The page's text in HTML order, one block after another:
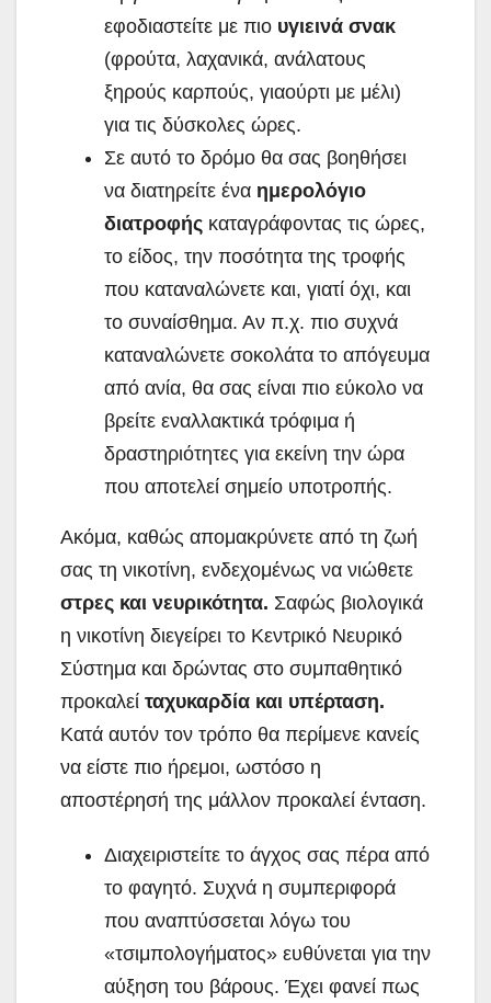
εφοδιαστείτε με πιο υγιεινά σνακ
(φρούτα, λαχανικά, ανάλατους
ξηρούς καρπούς, γιαούρτι με μέλι)
για τις δύσκολες ώρες.
Σε αυτό το δρόμο θα σας βοηθήσει
να διατηρείτε ένα ημερολόγιο
διατροφής καταγράφοντας τις ώρες,
το είδος, την ποσότητα της τροφής
που καταναλώνετε και, γιατί όχι, και
το συναίσθημα. Αν π.χ. πιο συχνά
καταναλώνετε σοκολάτα το απόγευμα
από ανία, θα σας είναι πιο εύκολο να
βρείτε εναλλακτικά τρόφιμα ή
δραστηριότητες για εκείνη την ώρα
που αποτελεί σημείο υποτροπής.
Ακόμα, καθώς απομακρύνετε από τη ζωή
σας τη νικοτίνη, ενδεχομένως να νιώθετε
στρες και νευρικότητα. Σαφώς βιολογικά
η νικοτίνη διεγείρει το Κεντρικό Νευρικό
Σύστημα και δρώντας στο συμπαθητικό
προκαλεί ταχυκαρδία και υπέρταση.
Κατά αυτόν τον τρόπο θα περίμενε κανείς
να είστε πιο ήρεμοι, ωστόσο η
αποστέρησή της μάλλον προκαλεί ένταση.
Διαχειριστείτε το άγχος σας πέρα από
το φαγητό. Συχνά η συμπεριφορά
που αναπτύσσεται λόγω του
«τσιμπολογήματος» ευθύνεται για την
αύξηση του βάρους. Έχει φανεί πως